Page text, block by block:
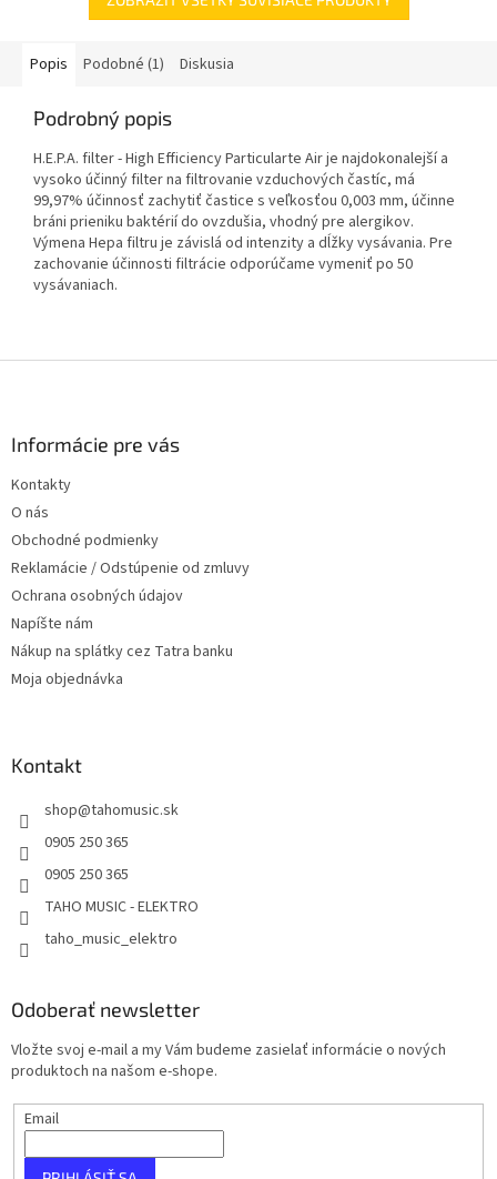
Popis Podobné (1) Diskusia
Podrobný popis
H.E.P.A. filter - High Efficiency Particularte Air je najdokonalejší a
vysoko účinný filter na filtrovanie vzduchových častíc, má
99,97% účinnosť zachytiť častice s veľkosťou 0,003 mm, účinne
bráni prieniku baktérií do ovzdušia, vhodný pre alergikov.
Výmena Hepa filtru je závislá od intenzity a dĺžky vysávania. Pre
zachovanie účinnosti filtrácie odporúčame vymeniť po 50
vysávaniach.
Informácie pre vás
Kontakty
O nás
Obchodné podmienky
Reklamácie / Odstúpenie od zmluvy
Ochrana osobných údajov
Napíšte nám
Nákup na splátky cez Tatra banku
Moja objednávka
Kontakt
shop@tahomusic.sk
0905 250 365
0905 250 365
TAHO MUSIC - ELEKTRO
taho_music_elektro
Odoberať newsletter
Vložte svoj e-mail a my Vám budeme zasielať informácie o nových
produktoch na našom e-shope.
Email